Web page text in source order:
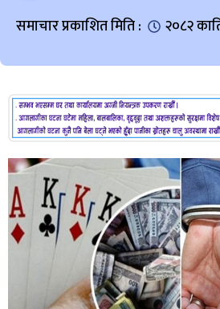
समाचार प्रकाशित मिति : २०८२